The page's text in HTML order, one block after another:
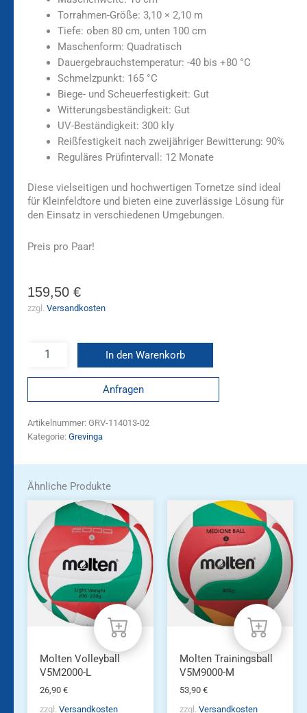
Torrahmen-Größe: 3,10 × 2,10 m
Tiefe: oben 80 cm, unten 100 cm
Maschenform: Quadratisch
Dauergebrauchstemperatur: -40 bis +80 °C
Schmelzpunkt: 165 °C
Biege- und Scheuerfestigkeit: Gut
Witterungsbeständigkeit: Gut
UV-Beständigkeit: 300 kly
Reißfestigkeit nach zweijähriger Bewitterung: 90%
Reguläres Prüfintervall: 12 Monate
Diese vielseitigen und hochwertigen Tornetze sind ideal
für Kleinfeldtore und bieten eine zuverlässige Lösung für
den Einsatz in verschiedenen Umgebungen.
Preis pro Paar!
159,50 €
zzgl. Versandkosten
In den Warenkorb
Anfragen
Artikelnummer: GRV-114013-02
Kategorie: Grevinga
Ähnliche Produkte
Molten Volleyball
V5M2000-L
26,90 €
zzgl. Versandkosten
Molten Trainingsball
V5M9000-M
53,90 €
zzgl. Versandkosten